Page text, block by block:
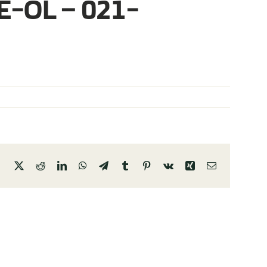
OL – 021-
Facebook RedditLinkedInWhatsApp
TelegramTumblr Pinterest
Vk Xing E-